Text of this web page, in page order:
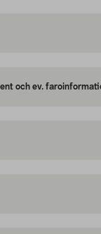
och ev.